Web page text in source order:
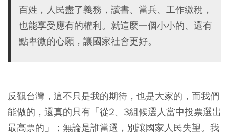
百姓，人民盡了義務，讀書、當兵、工作繳稅，
也能享受應有的權利。就這麼一個小小的、還有
點卑微的心願，讓國家社會更好。
反觀台灣，這不只是我的期待，也是大家的，而我們
能做的，還真的只有「從2、3組候選人當中投票選出
最高票的」；無論是誰當選，別讓國家人民失望。我